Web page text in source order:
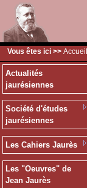
Vous êtes ici >> Accueil
Actualités
jaurésiennes
Société d'études
jaurésiennes
Les Cahiers Jaurès
Les "Oeuvres" de
Jean Jaurès